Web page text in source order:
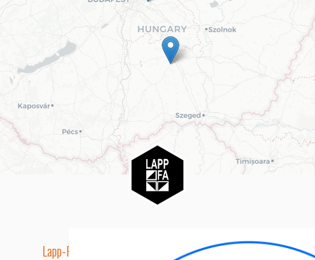
Lapp-Fa EUTR technikai azonosító száma: AA5849163